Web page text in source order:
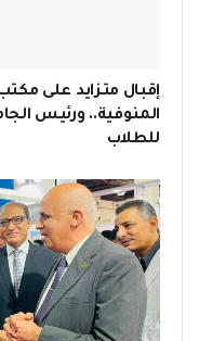
إقبال متزايد على
المنوفية.. ورئيس
للطلاب